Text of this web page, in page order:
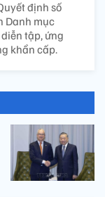
định số
Danh mục
tập, ứng
khẩn cấp.